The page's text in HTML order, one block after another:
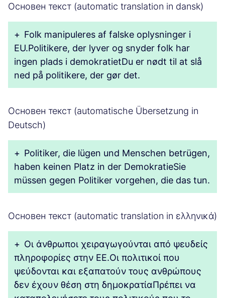
Основен текст (automatic translation in dansk)
+ Folk manipuleres af falske oplysninger i
EU.Politikere, der lyver og snyder folk har
ingen plads i demokratietDu er nødt til at slå
ned på politikere, der gør det.
Основен текст (automatische Übersetzung in
Deutsch)
+ Politiker, die lügen und Menschen betrügen,
haben keinen Platz in der DemokratieSie
müssen gegen Politiker vorgehen, die das tun.
Основен текст (automatic translation in ελληνικά)
+ Οι άνθρωποι χειραγωγούνται από ψευδείς
πληροφορίες στην ΕΕ.Οι πολιτικοί που
ψεύδονται και εξαπατούν τους ανθρώπους
δεν έχουν θέση στη δημοκρατίαΠρέπει να